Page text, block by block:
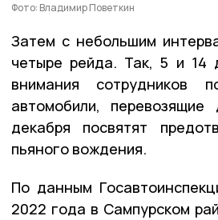
Фото: Владимир Поветкин
Затем с небольшим
четыре рейда. Так, 5 и 14
внимания сотрудников
автомобили,
декабря посвятят
пьяного вождения.
По данным
2022 года в Сампурском